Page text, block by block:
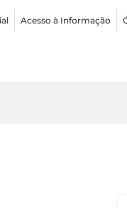
Acesso à Informação